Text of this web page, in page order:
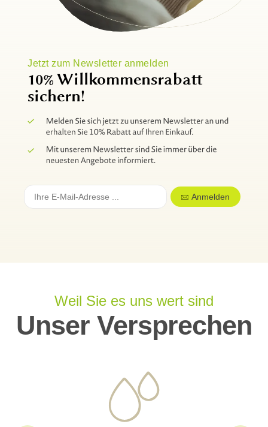
Jetzt zum Newsletter anmelden
10% Willkommensrabatt
sichern!
Anmelden
Weil Sie es uns wert sind
Unser Versprechen